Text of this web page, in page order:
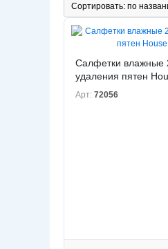
Сортировать: по
Салфетки влажные
удаления пятен
Арт: 72056